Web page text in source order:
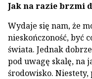
Jak na razie brzmi
Wydaje się nam, że
nieskończoność, być
świata. Jednak
pod uwagę skalę, na
środowisko.